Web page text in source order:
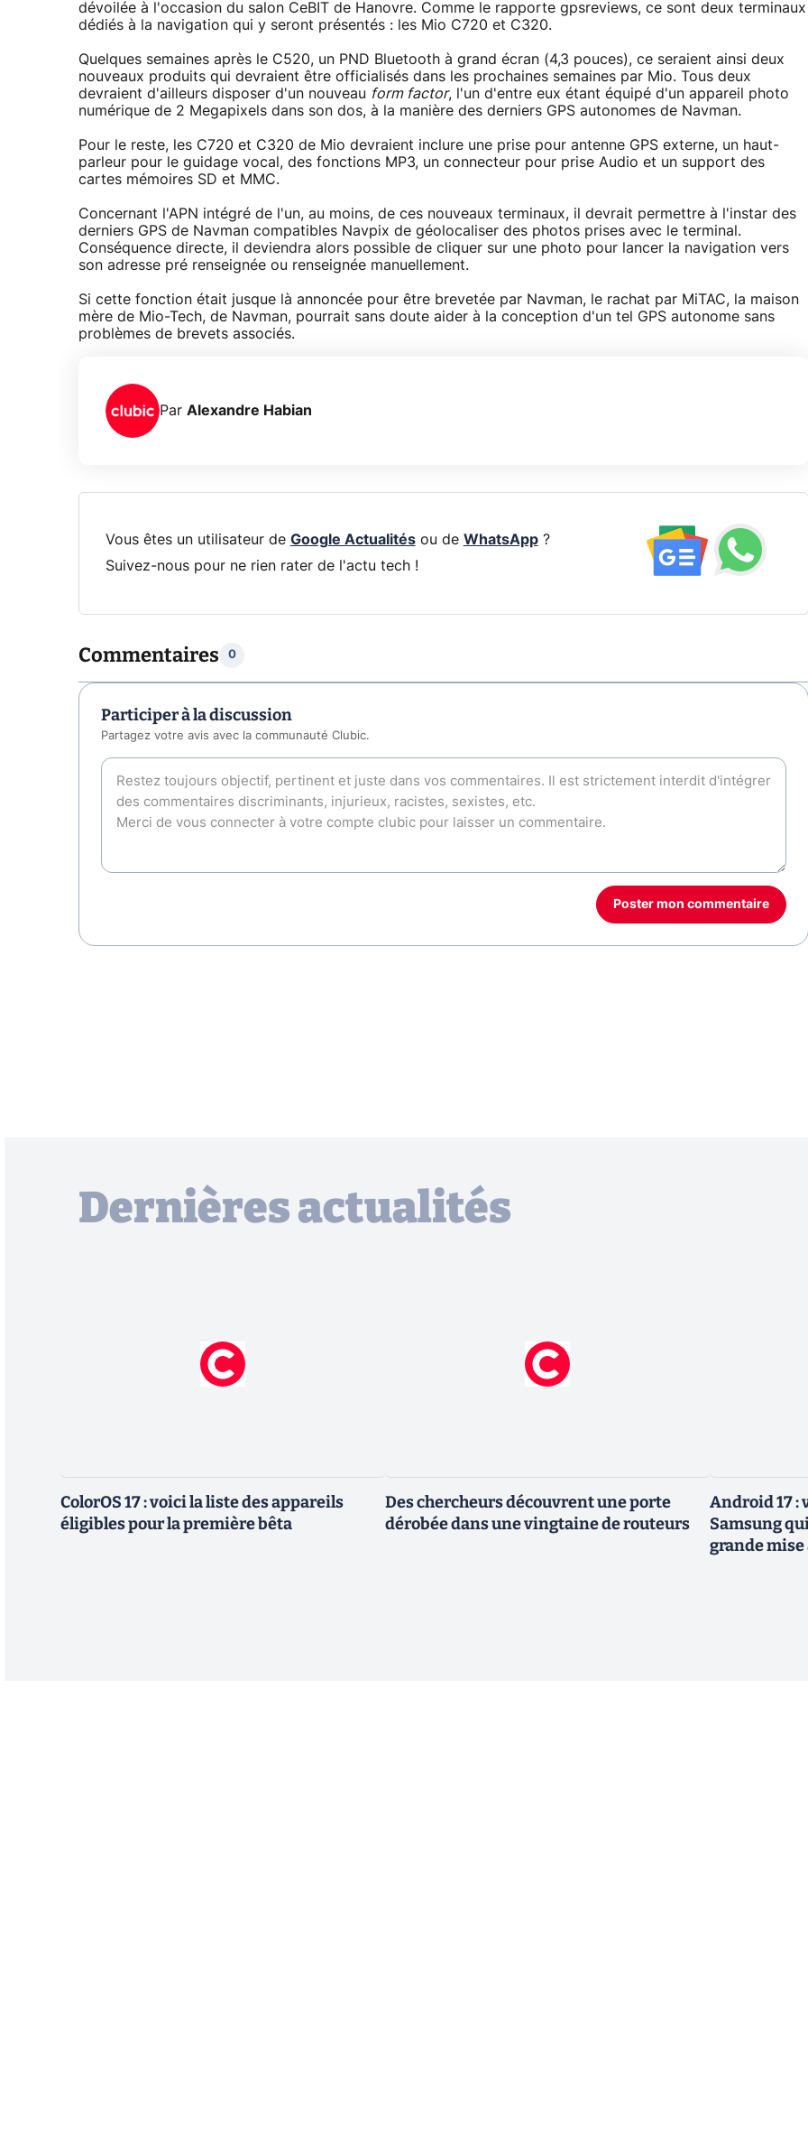
dévoilée à l'occasion du salon CeBIT de Hanovre. Comme le rapporte gpsreviews, ce sont deux terminaux
dédiés à la navigation qui y seront présentés : les Mio C720 et C320.
Quelques semaines après le C520, un PND Bluetooth à grand écran (4,3 pouces), ce seraient ainsi deux
nouveaux produits qui devraient être officialisés dans les prochaines semaines par Mio. Tous deux
devraient d'ailleurs disposer d'un nouveau form factor, l'un d'entre eux étant équipé d'un appareil photo
numérique de 2 Megapixels dans son dos, à la manière des derniers GPS autonomes de Navman.
Pour le reste, les C720 et C320 de Mio devraient inclure une prise pour antenne GPS externe, un haut-
parleur pour le guidage vocal, des fonctions MP3, un connecteur pour prise Audio et un support des
cartes mémoires SD et MMC.
Concernant l'APN intégré de l'un, au moins, de ces nouveaux terminaux, il devrait permettre à l'instar des
derniers GPS de Navman compatibles Navpix de géolocaliser des photos prises avec le terminal.
Conséquence directe, il deviendra alors possible de cliquer sur une photo pour lancer la navigation vers
son adresse pré renseignée ou renseignée manuellement.
Si cette fonction était jusque là annoncée pour être brevetée par Navman, le rachat par MiTAC, la maison
mère de Mio-Tech, de Navman, pourrait sans doute aider à la conception d'un tel GPS autonome sans
problèmes de brevets associés.
Par Alexandre Habian
Vous êtes un utilisateur de Google Actualitésou de WhatsApp?
Suivez-nous pour ne rien rater de l'actu tech !
Commentaires 0
Participer à la discussion
Partagez votre avis avec la communauté Clubic.
Poster mon commentaire
Dernières actualités
ColorOS 17 : voici la liste des appareils
éligibles pour la première bêta
Des chercheurs découvrent une porte
dérobée dans une vingtaine de routeurs
Android 17 :
Samsung
grande mise